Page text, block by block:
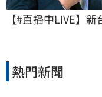
【#直播中LIVE】
熱門新聞